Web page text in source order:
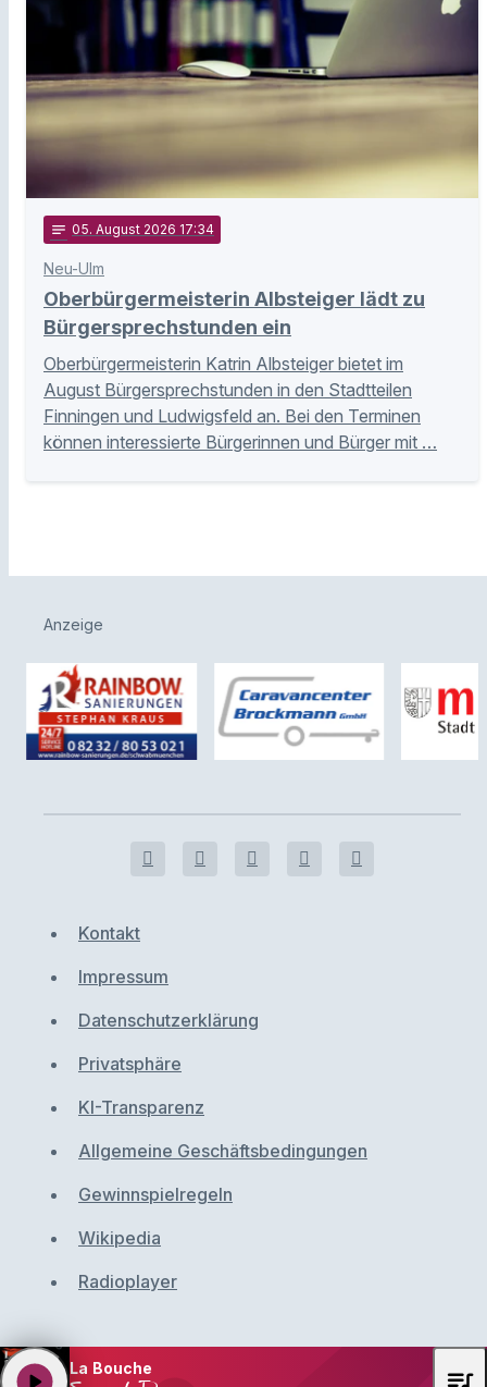
notes 05. August 2026 17:34
Neu-Ulm
Oberbürgermeisterin Albsteiger lädt zu
Bürgersprechstunden ein
Oberbürgermeisterin Katrin Albsteiger bietet im
August Bürgersprechstunden in den Stadtteilen
Finningen und Ludwigsfeld an. Bei den Terminen
können interessierte Bürgerinnen und Bürger mit …
Anzeige
Kontakt
Impressum
Datenschutzerklärung
Privatsphäre
KI-Transparenz
Allgemeine Geschäftsbedingungen
Gewinnspielregeln
Wikipedia
Radioplayer
La Bouche
play_arrow